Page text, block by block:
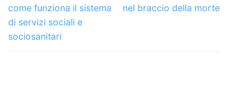
come funziona il sistema
di servizi sociali e
sociosanitari
nel braccio della morte